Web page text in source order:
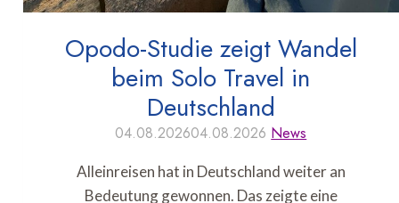
Opodo-Studie zeigt Wandel
beim Solo Travel in
Deutschland
04.08.202604.08.2026 News
Alleinreisen hat in Deutschland weiter an
Bedeutung gewonnen. Das zeigte eine